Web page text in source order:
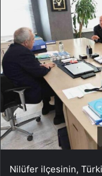
Nilüfer ilçesinin,